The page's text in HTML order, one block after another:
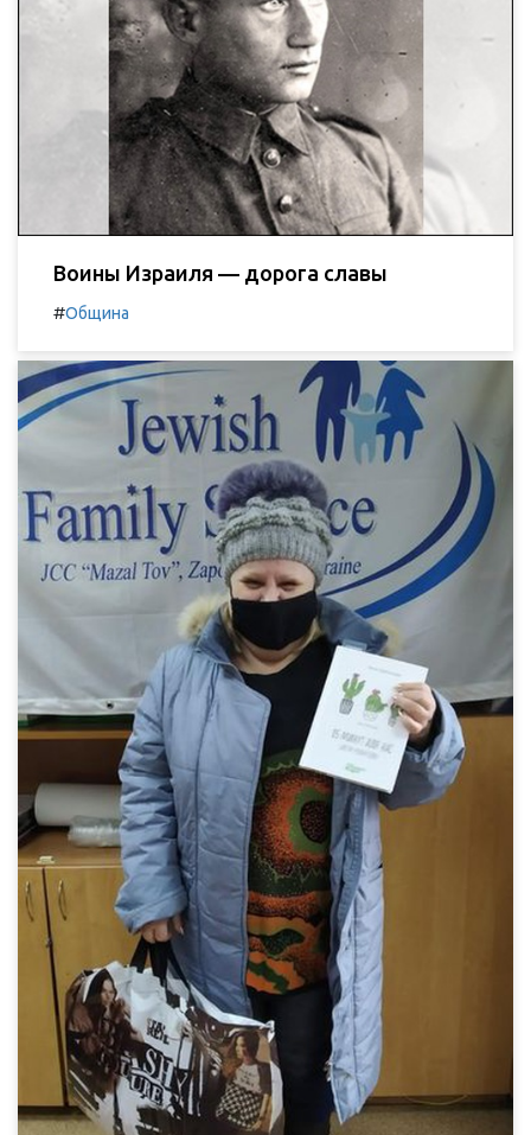
Воины Израиля — дорога славы
#Община